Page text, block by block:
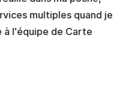
multiples quand je
l'équipe de Carte